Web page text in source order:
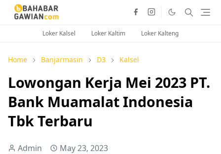
Loker Kalsel Loker Kaltim Loker Kalteng
Home Banjarmasin D3 Kalsel
Lowongan Kerja Mei 2023 PT.
Bank Muamalat Indonesia
Tbk Terbaru
Admin May 23, 2023